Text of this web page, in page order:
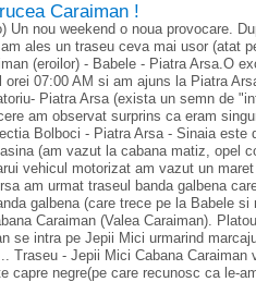
Caraiman !
Un nou weekend o noua provocare.
ales un traseu ceva mai usor (atat
(eroilor) - Babele - Piatra Arsa.O
07:00 AM si am ajuns la Piatra
Piatra Arsa (exista un semn de
am observat surprins ca eram
Bolboci - Piatra Arsa - Sinaia
(am vazut la cabana matiz, opel
vehicul motorizat am vazut un
am urmat traseul banda galbena
galbena (care trece pe la Babele
Caraiman (Valea Caraiman).
se intra pe Jepii Mici urmarind
Traseu - Jepii Mici Cabana
capre negre(pe care recunosc ca le-